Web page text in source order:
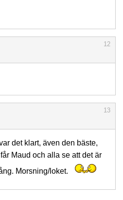
12
13
det klart, även den bäste,
Maud och alla se att det är
Morsning/loket.